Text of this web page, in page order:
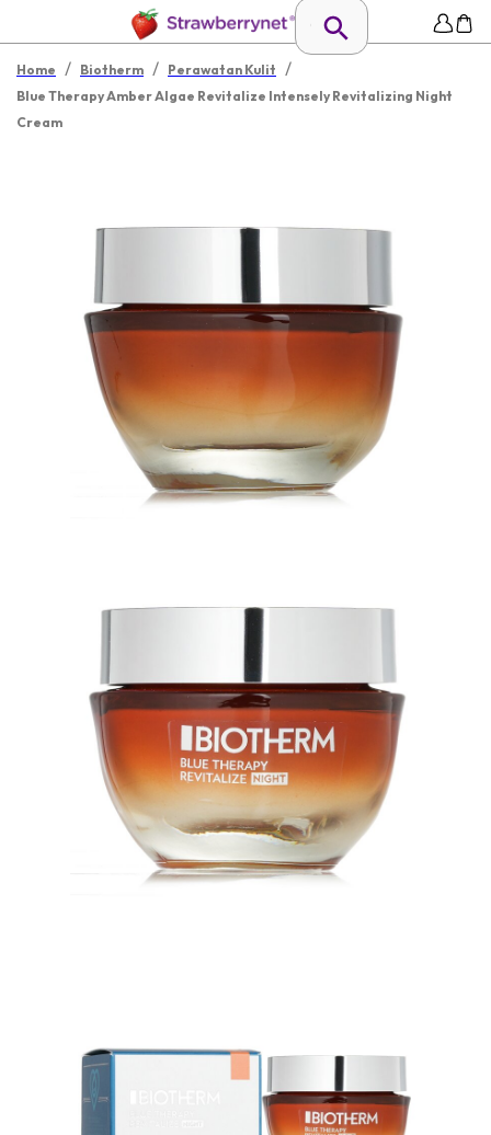
Home / Biotherm / Perawatan Kulit /
Blue Therapy Amber Algae Revitalize Intensely Revitalizing Night
Cream